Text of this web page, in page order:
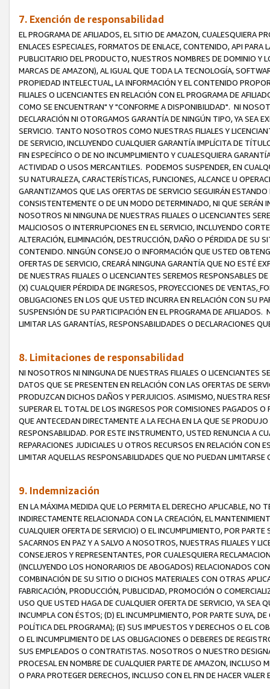
7. Exención de responsabilidad
EL PROGRAMA DE AFILIADOS, EL SITIO DE AMAZON, CUALESQUIERA
ENLACES ESPECIALES, FORMATOS DE ENLACE, CONTENIDO, API
PUBLICITARIO DEL PRODUCTO, NUESTROS NOMBRES DE DOMINIO Y
MARCAS DE AMAZON), AL IGUAL QUE TODA LA TECNOLOGÍA,
PROPIEDAD INTELECTUAL, LA INFORMACIÓN Y EL CONTENIDO
FILIALES O LICENCIANTES EN RELACIÓN CON EL PROGRAMA DE
COMO SE ENCUENTRAN" Y "CONFORME A DISPONIBILIDAD". NI
DECLARACIÓN NI OTORGAMOS GARANTÍA DE NINGÚN TIPO, YA SEA
SERVICIO. TANTO NOSOTROS COMO NUESTRAS FILIALES Y
DE SERVICIO, INCLUYENDO CUALQUIER GARANTÍA IMPLÍCITA DE
FIN ESPECÍFICO O DE NO INCUMPLIMIENTO Y CUALESQUIERA
ACTIVIDAD O USOS MERCANTILES. PODEMOS SUSPENDER, EN
SU NATURALEZA, CARACTERÍSTICAS, FUNCIONES, ALCANCE U
GARANTIZAMOS QUE LAS OFERTAS DE SERVICIO SEGUIRÁN
CONSISTENTEMENTE O DE UN MODO DETERMINADO, NI QUE SERÁN
NOSOTROS NI NINGUNA DE NUESTRAS FILIALES O LICENCIANTES
MALICIOSOS O INTERRUPCIONES EN EL SERVICIO, INCLUYENDO
ALTERACIÓN, ELIMINACIÓN, DESTRUCCIÓN, DAÑO O PÉRDIDA DE SU
CONTENIDO. NINGÚN CONSEJO O INFORMACIÓN QUE USTED
OFERTAS DE SERVICIO, CREARÁ NINGUNA GARANTÍA QUE NO ESTÉ
DE NUESTRAS FILIALES O LICENCIANTES SEREMOS RESPONSABLES
(X) CUALQUIER PÉRDIDA DE INGRESOS, PROYECCIONES DE VENTAS,
OBLIGACIONES EN LOS QUE USTED INCURRA EN RELACIÓN CON SU
SUSPENSIÓN DE SU PARTICIPACIÓN EN EL PROGRAMA DE
LIMITAR LAS GARANTÍAS, RESPONSABILIDADES O DECLARACIONES
8. Limitaciones de responsabilidad
NI NOSOTROS NI NINGUNA DE NUESTRAS FILIALES O LICENCIANTES
DATOS QUE SE PRESENTEN EN RELACIÓN CON LAS OFERTAS DE
PRODUZCAN DICHOS DAÑOS Y PERJUICIOS. ASIMISMO, NUESTRA
SUPERAR EL TOTAL DE LOS INGRESOS POR COMISIONES PAGADOS
QUE ANTECEDAN DIRECTAMENTE A LA FECHA EN LA QUE SE
RESPONSABILIDAD. POR ESTE INSTRUMENTO, USTED RENUNCIA A
REPARACIONES JUDICIALES U OTROS RECURSOS EN RELACIÓN CON
LIMITAR AQUELLAS RESPONSABILIDADES QUE NO PUEDAN LIMITARSE
9. Indemnización
EN LA MÁXIMA MEDIDA QUE LO PERMITA EL DERECHO APLICABLE,
INDIRECTAMENTE RELACIONADA CON LA CREACIÓN, EL
CUALQUIER OFERTA DE SERVICIO) O EL INCUMPLIMIENTO, POR
SACARNOS EN PAZ Y A SALVO A NOSOTROS, NUESTRAS FILIALES Y
CONSEJEROS Y REPRESENTANTES, POR CUALESQUIERA
(INCLUYENDO LOS HONORARIOS DE ABOGADOS) RELACIONADOS
COMBINACIÓN DE SU SITIO O DICHOS MATERIALES CON OTRAS
FABRICACIÓN, PRODUCCIÓN, PUBLICIDAD, PROMOCIÓN O
USO QUE USTED HAGA DE CUALQUIER OFERTA DE SERVICIO, YA SEA
INCUMPLA CON ÉSTOS; (D) EL INCUMPLIMIENTO, POR PARTE SUYA,
POLÍTICA DEL PROGRAMA); (E) SUS IMPUESTOS Y DERECHOS O EL
O EL INCUMPLIMIENTO DE LAS OBLIGACIONES O DEBERES DE
SUS EMPLEADOS O CONTRATISTAS. NOSOTROS O NUESTRO
PROCESAL EN NOMBRE DE CUALQUIER PARTE DE AMAZON, INCLUSO
O PARA PROTEGER DERECHOS, INCLUSO CON EL FIN DE HACER VALER